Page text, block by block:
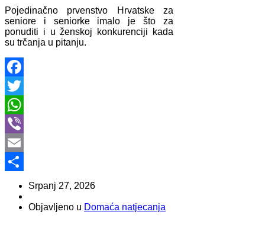
Pojedinačno prvenstvo Hrvatske za
seniore i seniorke imalo je što za
ponuditi i u ženskoj konkurenciji kada
su trčanja u pitanju.
Facebook
Twitter
WhatsApp
Viber
Email
Share
Srpanj 27, 2026
Objavljeno u Domaća natjecanja